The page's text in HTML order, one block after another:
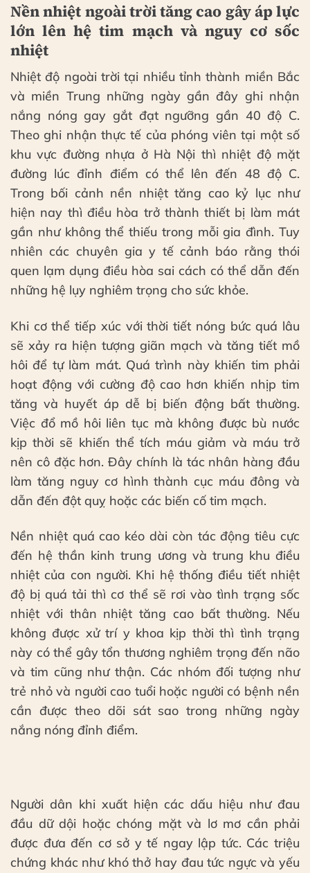
Nền nhiệt ngoài trời tăng cao gây áp lực
lớn lên hệ tim mạch và nguy cơ sốc
nhiệt
Nhiệt độ ngoài trời tại nhiều tỉnh thành miền Bắc
và miền Trung những ngày gần đây ghi nhận
nắng nóng gay gắt đạt ngưỡng gần 40 độ C.
Theo ghi nhận thực tế của phóng viên tại một số
khu vực đường nhựa ở Hà Nội thì nhiệt độ mặt
đường lúc đỉnh điểm có thể lên đến 48 độ C.
Trong bối cảnh nền nhiệt tăng cao kỷ lục như
hiện nay thì điều hòa trở thành thiết bị làm mát
gần như không thể thiếu trong mỗi gia đình. Tuy
nhiên các chuyên gia y tế cảnh báo rằng thói
quen lạm dụng điều hòa sai cách có thể dẫn đến
những hệ lụy nghiêm trọng cho sức khỏe.
Khi cơ thể tiếp xúc với thời tiết nóng bức quá lâu
sẽ xảy ra hiện tượng giãn mạch và tăng tiết mồ
hôi để tự làm mát. Quá trình này khiến tim phải
hoạt động với cường độ cao hơn khiến nhịp tim
tăng và huyết áp dễ bị biến động bất thường.
Việc đổ mồ hôi liên tục mà không được bù nước
kịp thời sẽ khiến thể tích máu giảm và máu trở
nên cô đặc hơn. Đây chính là tác nhân hàng đầu
làm tăng nguy cơ hình thành cục máu đông và
dẫn đến đột quỵ hoặc các biến cố tim mạch.
Nền nhiệt quá cao kéo dài còn tác động tiêu cực
đến hệ thần kinh trung ương và trung khu điều
nhiệt của con người. Khi hệ thống điều tiết nhiệt
độ bị quá tải thì cơ thể sẽ rơi vào tình trạng sốc
nhiệt với thân nhiệt tăng cao bất thường. Nếu
không được xử trí y khoa kịp thời thì tình trạng
này có thể gây tổn thương nghiêm trọng đến não
và tim cũng như thận. Các nhóm đối tượng như
trẻ nhỏ và người cao tuổi hoặc người có bệnh nền
cần được theo dõi sát sao trong những ngày
nắng nóng đỉnh điểm.
Người dân khi xuất hiện các dấu hiệu như đau
đầu dữ dội hoặc chóng mặt và lơ mơ cần phải
được đưa đến cơ sở y tế ngay lập tức. Các triệu
chứng khác như khó thở hay đau tức ngực và yếu